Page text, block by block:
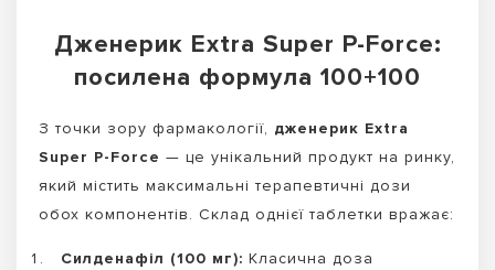
Дженерик Extra Super P-Force:
посилена формула 100+100
З точки зору фармакології, дженерик Extra
Super P-Force — це унікальний продукт на ринку,
який містить максимальні терапевтичні дози
обох компонентів. Склад однієї таблетки вражає:
Силденафіл (100 мг): Класична доза